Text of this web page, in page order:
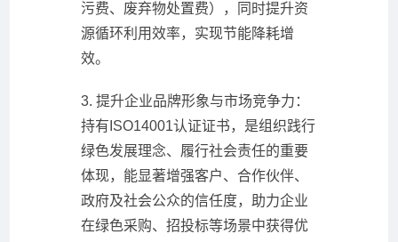
污费、废弃物处置费），同时提升资
源循环利用效率，实现节能降耗增
效。
3. 提升企业品牌形象与市场竞争力：
持有ISO14001认证证书，是组织践行
绿色发展理念、履行社会责任的重要
体现，能显著增强客户、合作伙伴、
政府及社会公众的信任度，助力企业
在绿色采购、招投标等场景中获得优